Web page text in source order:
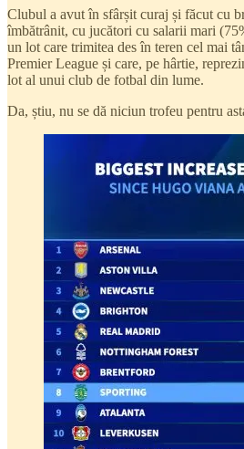
Clubul a avut în sfârșit curaj și făcut cu
îmbătrânit, cu jucători cu salarii mari
un lot care trimitea des în teren cel mai
Premier League și care, pe hârtie,
lot al unui club de fotbal din lume.
Da, știu, nu se dă niciun trofeu pentru